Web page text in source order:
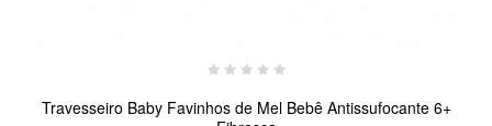
Travesseiro Baby Favinhos de Mel Bebê Antissufocante 6+